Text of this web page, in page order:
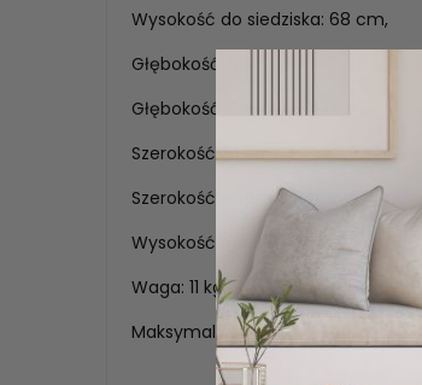
Wysokość do siedziska: 68 cm,
Głębokość: 58 cm,
Głębokość siedziska: 47 cm,
Szerokość: 51 cm,
Szerokość siedziska: 44 cm,
Wysokość oparcia: 46 cm,
Waga: 11 kg,
Maksymalna waga obciążenia: 120